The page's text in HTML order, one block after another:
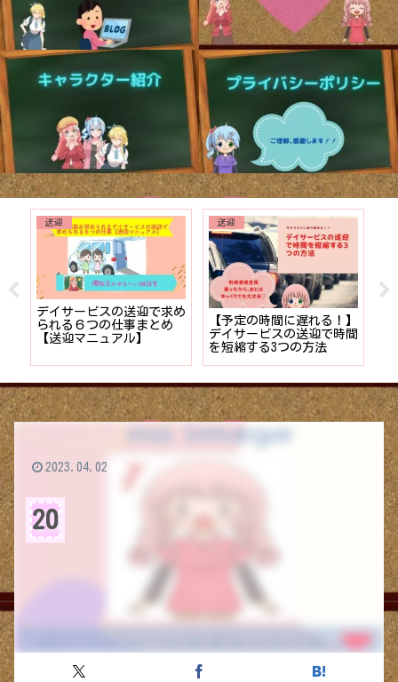
送迎
デイサービスの送迎で求め
られる６つの仕事まとめ
【送迎マニュアル】
送迎
【予定の時間に遅れる！】
デイサービスの送迎で時間
を短縮する3つの方法
20
2023.04.02